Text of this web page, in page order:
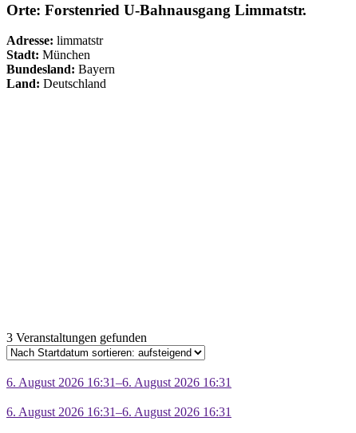
Orte: Forstenried U-Bahnausgang Limmatstr.
Adresse: limmatstr
Stadt: München
Bundesland: Bayern
Land: Deutschland
3 Veranstaltungen gefunden
6. August 2026 16:31–6. August 2026 16:31
6. August 2026 16:31–6. August 2026 16:31